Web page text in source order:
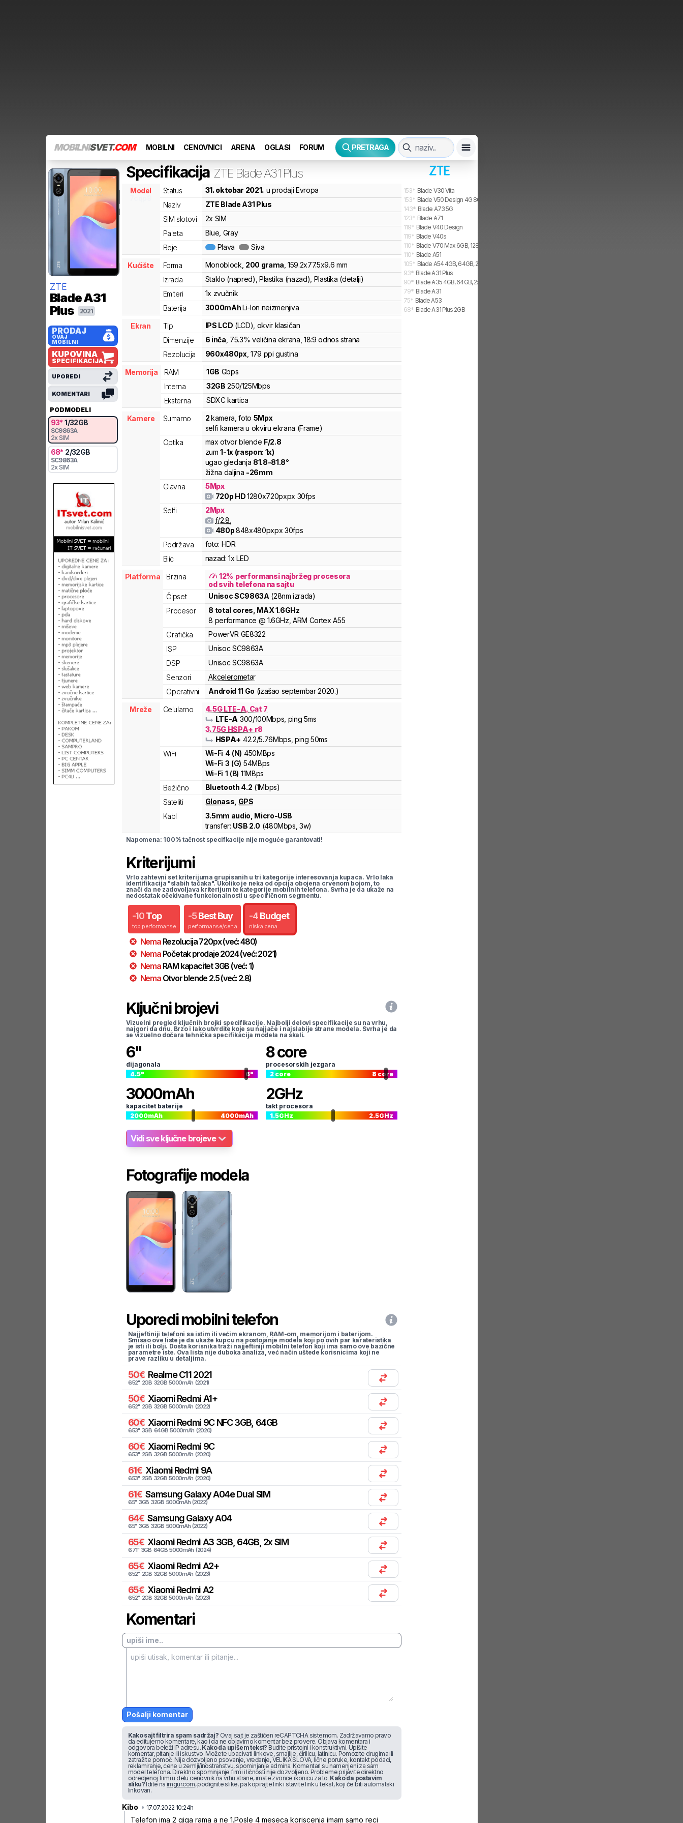
MOBILNISVET.COM MOBILNI CENOVNICI ARENA OGLASI FORUM PRETRAGA
ZTE
Blade A31
Plus
2021
PRODAJ
OVAJ
MOBILNI
KUPOVINA
SPECIFIKACIJA
KOMENTARI
UPOREDI
PODMODELI
93* 1/32GB
SC9863A
2x SIM
68* 2/32GB
SC9863A
2x SIM
Specifikacija ZTE Blade A31 Plus
Model
Status 31. oktobar 2021. u prodaji Evropa
Naziv
ZTE Blade A31 Plus
SIM slotovi
2x SIM
Paleta
Blue, Gray
Boje
Plava Siva
Kućište Forma Monoblock 200 grama ,159.2x77.5x9.6 mm
Izrada
Staklo (napred), Plastika (nazad), Plastika (detalji)
Emiteri
1x zvučnik
Baterija
3000mAhLi-Ion neizmenjiva
Ekran Tip IPS LCD (LCD) , okvir klasičan
Dimenzije
6 inča , 75.3% veličina ekrana , 18:9 odnos strana
Rezolucija
960x480px,179 ppi gustina
Memorija RAM 1GB Gbps
Interna
32GB 250/125Mbps
Eksterna
SDXCkartica
Kamere Sumarno 2kamera foto 5Mpx
selfi kamera u okviru ekrana (Frame)
Optika
max otvor blende F/2.8
zum1-1x (raspon: 1x)
ugao gledanja 81.8-81.8°
žižna daljina -26mm
Glavna
5Mpx
720p HD1280x720pxpx 30fps
Selfi
2Mpx
f/2.8
480p848x480pxpx 30fps
Podržava
foto: HDR
Blic
nazad: 1x LED
Platforma Brzina 12% performansi najbržeg procesora
od svih telefona na sajtu
Čipset
UnisocSC9863A (28nm izrada)
Procesor
8 total cores , MAX1.6GHz
8 performance @ 1.6GHz,ARM Cortex A55
Grafička
PowerVR GE8322
ISP
Unisoc SC9863A
DSP
Unisoc SC9863A
Senzori
Akcelerometar
Operativni
Android 11 Go (izašao septembar 2020.)
Mreže Celularno
4.5G LTE-A, Cat 7
LTE-A 300/100Mbps , ping 5ms
3.75G HSPA+ r8
HSPA+ 42.2/5.76Mbps , ping 50ms
WiFi
Wi-Fi 4 (N) 450MBps
Wi-Fi 3 (G) 54MBps
Wi-Fi 1 (B) 11MBps
Bežično
Bluetooth 4.2 (1Mbps)
Sateliti
Glonass GPS
Kabl
3.5mm audio, Micro-USB
transfer: USB 2.0 (480Mbps,3w)
Napomena: 100% tačnost specifkacije nije moguće garantovati!
Kriterijumi
Vrlo zahtevni set kriterijuma grupisanih u tri kategorije interesovanja kupaca. Vrlo laka
identifikacija "slabih tačaka". Ukoliko je neka od opcija obojena crvenom bojom, to
znači da ne zadovoljava kriterijum te kategorije mobilnih telefona. Svrha je da ukaže na
nedostatak očekivane funkcionalnosti u specifičnom segmentu.
-10 Top
top performanse
-5 Best Buy
performanse/cena
-4 Budget
niska cena
Nema Rezolucija720px(već:480)
Nema Početak prodaje2024(već:2021)
Nema RAM kapacitet 3GB (već: 1)
Nema Otvor blende 2.5(već: 2.8)
Ključni brojevi
Vizuelni pregled ključnih brojki specifikacije. Najbolji delovi specifikacije su na vrhu,
najgori da dnu. Brzo i lako utvrdite koje su najjače i najslabije strane modela. Svrha je da
se vizuelno dočara tehnička specifikacija modela na skali.
6"
dijagonala
4.5" 6"
8core
procesorskih jezgara
2core 8 core
3000mAh
kapacitet baterije
2000mAh 4000mAh
2GHz
takt procesora
1.5GHz 2.5GHz
Vidi sve ključne brojeve
Fotografije modela
Uporedi mobilni telefon
Najjeftiniji telefoni sa istim ili većim ekranom, RAM-om, memorijom i baterijom.
Smisao ove liste je da ukaže kupcu na postojanje modela koji po ovih par karateristika
je isti ili bolji. Dosta korisnika traži najjeftiniji mobilni telefon koji ima samo ove bazične
parametre iste. Ova lista nije duboka analiza, već način uštede korisnicima koji ne
prave razliku u detaljima.
50€ Realme C11 2021
6.52" 2GB 32GB 5000mAh (2021)
50€ Xiaomi Redmi A1+
6.52" 2GB 32GB 5000mAh (2022)
60€ Xiaomi Redmi 9C NFC 3GB, 64GB
6.53" 3GB 64GB 5000mAh (2020)
60€ Xiaomi Redmi 9C
6.53" 2GB 32GB 5000mAh (2020)
61€ Xiaomi Redmi 9A
6.53" 2GB 32GB 5000mAh (2020)
61€ SamsungGalaxy A04e Dual SIM
6.5" 3GB 32GB 5000mAh (2022)
64€ SamsungGalaxy A04
6.5" 3GB 32GB 5000mAh (2022)
65€ Xiaomi Redmi A3 3GB, 64GB, 2x SIM
6.71" 3GB 64GB 5000mAh (2024)
65€ Xiaomi Redmi A2+
6.52" 2GB 32GB 5000mAh (2023)
65€ Xiaomi Redmi A2
6.52" 2GB 32GB 5000mAh (2023)
Komentari
Pošalji komentar
Kako sajt filtrira spam sadržaj? Ovaj sajt je zaštićen reCAPTCHA sistemom. Zadržavamo pravo
da editujemo komentare, kao i da ne objavimo komentar bez provere. Objava komentara i
odgovora beleži IP adresu. Kako da upišem tekst? Budite pristojni i konstruktivni. Upišite
komentar, pitanje ili iskustvo. Možete ubacivati linkove, smajlije, ćirilicu, latinicu. Pomozite drugima ili
zatražite pomoć. Nije dozvoljeno psovanje, vređanje, VELIKA SLOVA, lične poruke, kontakt podaci,
reklamiranje, cene u zemlji/inostranstvu, spominjanje admina. Komentari su namenjeni za sam
model telefona. Direktno spominjanje firmi i ličnosti nije dozvoljeno. Probleme prijavite direktno
odredjenoj firmi u delu cenovnik na vrhu strane, imate zvonce ikonicu za to. Kako da postavim
sliku?Idite na imgur.com, podignite slike, pa kopirajte link i stavite link u tekst, koji će biti automatski
linkovan.
Kibo • 17.07.2022 10:24h
Telefon ima 2 giga rama a ne 1.Posle 4 meseca koriscenja imam samo reci
153* Blade V30 Vita
153* Blade V50 Design 4G 8GB, 256GB, 2x SIM
143* Blade A73 5G
123* Blade A71
119* Blade V40 Design
119* Blade V40s
110* Blade V70 Max 6GB, 128GB, 2x SIM
110* Blade A51
105* Blade A54 4GB, 64GB, 2x SIM
93* Blade A31 Plus
90* Blade A35 4GB, 64GB, 2x SIM
79* Blade A31
75* Blade A53
68* Blade A31 Plus 2GB